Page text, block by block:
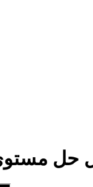
حل مستوى